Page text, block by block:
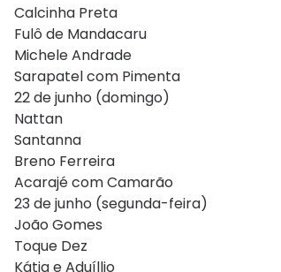
Calcinha Preta
Fulô de Mandacaru
Michele Andrade
Sarapatel com Pimenta
22 de junho (domingo)
Nattan
Santanna
Breno Ferreira
Acarajé com Camarão
23 de junho (segunda-feira)
João Gomes
Toque Dez
Kátia e Aduíllio